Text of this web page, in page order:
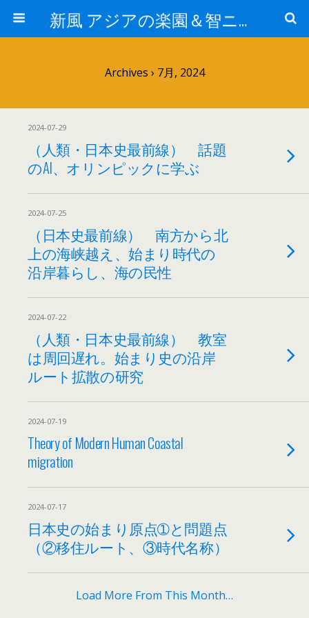
新風 アジアの楽園＆智ニア来富
Archives › 7月, 2024
2024-07-29
（人類・日本史最前線） 話題
のAI、オリンピックに学ぶ
2024-07-25
（日本史最前線） 南方から北
上の海峡越え、始まり時代の
沿岸暮らし、海の民性
2024-07-22
（人類・日本史最前線） 教室
は周回遅れ。始まり史の沿岸
ルート拡散の研究
2024-07-19
Theory of Modern Human Coastal
migration
2024-07-17
日本史の始まり原点➀と問題点
（②移住ルート、③時代名称）
Load More From This Month…